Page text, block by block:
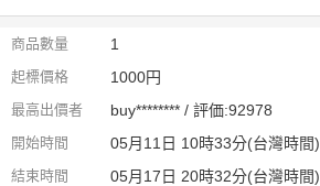
商品數量 1
起標價格 1000円
最高出價者 buy******** / 評価:92978
開始時間 05月11日 10時33分(台灣時間)
結束時間 05月17日 20時32分(台灣時間)